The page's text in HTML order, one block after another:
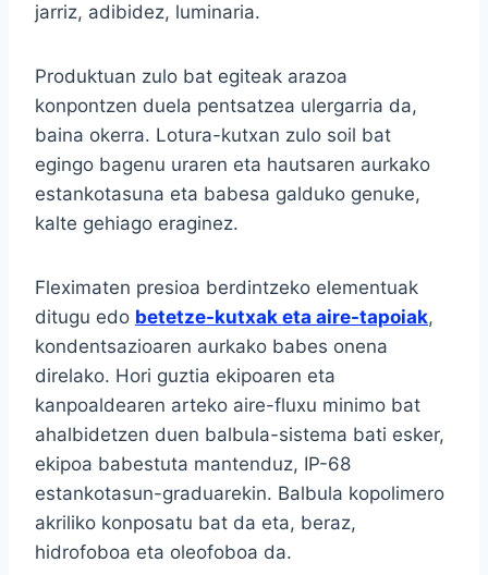
jarriz, adibidez, luminaria.
Produktuan zulo bat egiteak arazoa
konpontzen duela pentsatzea ulergarria da,
baina okerra. Lotura-kutxan zulo soil bat
egingo bagenu uraren eta hautsaren aurkako
estankotasuna eta babesa galduko genuke,
kalte gehiago eraginez.
Fleximaten presioa berdintzeko elementuak
ditugu edo betetze-kutxak eta aire-tapoiak,
kondentsazioaren aurkako babes onena
direlako. Hori guztia ekipoaren eta
kanpoaldearen arteko aire-fluxu minimo bat
ahalbidetzen duen balbula-sistema bati esker,
ekipoa babestuta mantenduz, IP-68
estankotasun-graduarekin. Balbula kopolimero
akriliko konposatu bat da eta, beraz,
hidrofoboa eta oleofoboa da.